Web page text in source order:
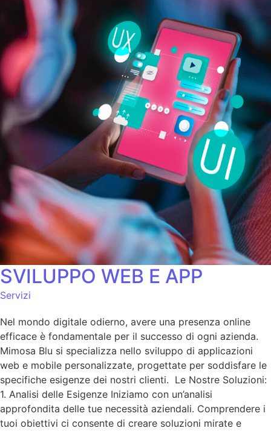
SVILUPPO WEB E APP
Servizi
Nel mondo digitale odierno, avere una presenza online
efficace è fondamentale per il successo di ogni azienda.
Mimosa Blu si specializza nello sviluppo di applicazioni
web e mobile personalizzate, progettate per soddisfare le
specifiche esigenze dei nostri clienti. Le Nostre Soluzioni:
1. Analisi delle Esigenze Iniziamo con un’analisi
approfondita delle tue necessità aziendali. Comprendere i
tuoi obiettivi ci consente di creare soluzioni mirate e